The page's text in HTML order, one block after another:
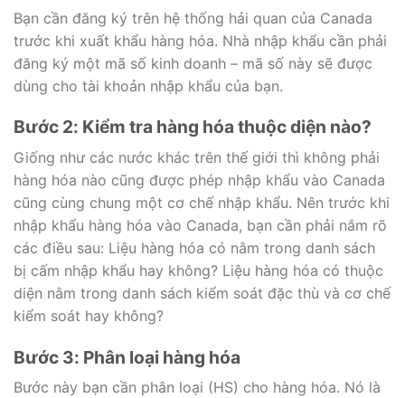
Bạn cần đăng ký trên hệ thống hải quan của Canada
trước khi xuất khẩu hàng hóa. Nhà nhập khẩu cần phải
đăng ký một mã số kinh doanh – mã số này sẽ được
dùng cho tài khoản nhập khẩu của bạn.
Bước 2: Kiểm tra hàng hóa thuộc diện nào?
Giống như các nước khác trên thế giới thì không phải
hàng hóa nào cũng được phép nhập khẩu vào Canada
cũng cùng chung một cơ chế nhập khẩu. Nên trước khi
nhập khẩu hàng hóa vào Canada, bạn cần phải nắm rõ
các điều sau: Liệu hàng hóa có nằm trong danh sách
bị cấm nhập khẩu hay không? Liệu hàng hóa có thuộc
diện nằm trong danh sách kiểm soát đặc thù và cơ chế
kiểm soát hay không?
Bước 3: Phân loại hàng hóa
Bước này bạn cần phân loại (HS) cho hàng hóa. Nó là